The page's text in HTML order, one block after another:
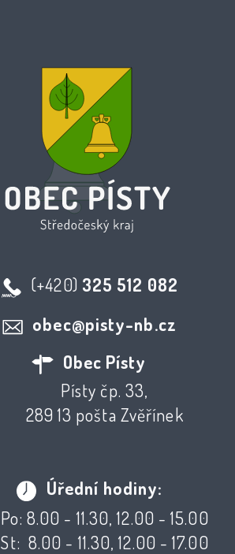
(+420) 325 512 082
obec@pisty-nb.cz
Obec Písty
Písty čp. 33,
289 13 pošta Zvěřínek
Úřední hodiny:
Po: 8.00 - 11.30, 12.00 - 15.00
St: 8.00 - 11.30, 12.00 - 17.00